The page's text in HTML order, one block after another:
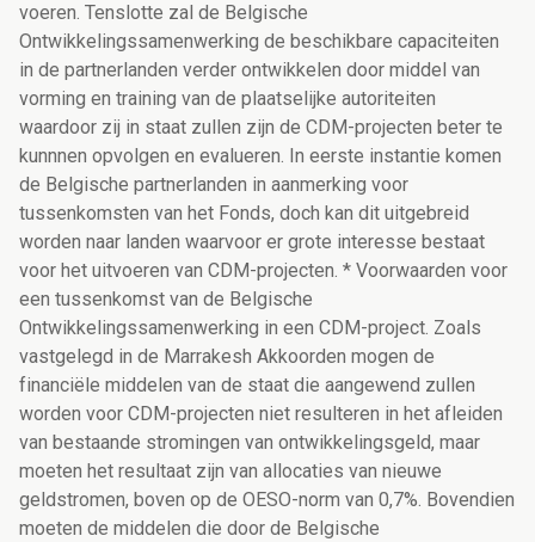
voeren. Tenslotte zal de Belgische
Ontwikkelingssamenwerking de beschikbare capaciteiten
in de partnerlanden verder ontwikkelen door middel van
vorming en training van de plaatselijke autoriteiten
waardoor zij in staat zullen zijn de CDM-projecten beter te
kunnnen opvolgen en evalueren. In eerste instantie komen
de Belgische partnerlanden in aanmerking voor
tussenkomsten van het Fonds, doch kan dit uitgebreid
worden naar landen waarvoor er grote interesse bestaat
voor het uitvoeren van CDM-projecten. * Voorwaarden voor
een tussenkomst van de Belgische
Ontwikkelingssamenwerking in een CDM-project. Zoals
vastgelegd in de Marrakesh Akkoorden mogen de
financiële middelen van de staat die aangewend zullen
worden voor CDM-projecten niet resulteren in het afleiden
van bestaande stromingen van ontwikkelingsgeld, maar
moeten het resultaat zijn van allocaties van nieuwe
geldstromen, boven op de OESO-norm van 0,7%. Bovendien
moeten de middelen die door de Belgische